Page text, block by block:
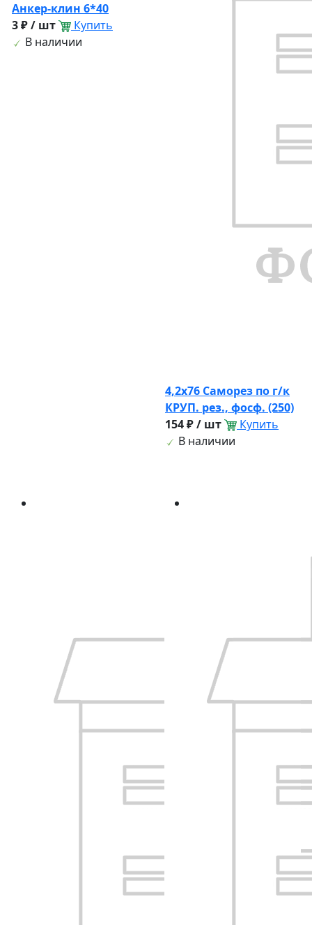
Анкер-клин 6*40
3 ₽ / шт
Купить
В наличии
4,2х76 Саморез по г/к
КРУП. рез., фосф. (250)
154 ₽ / шт
Купить
В наличии